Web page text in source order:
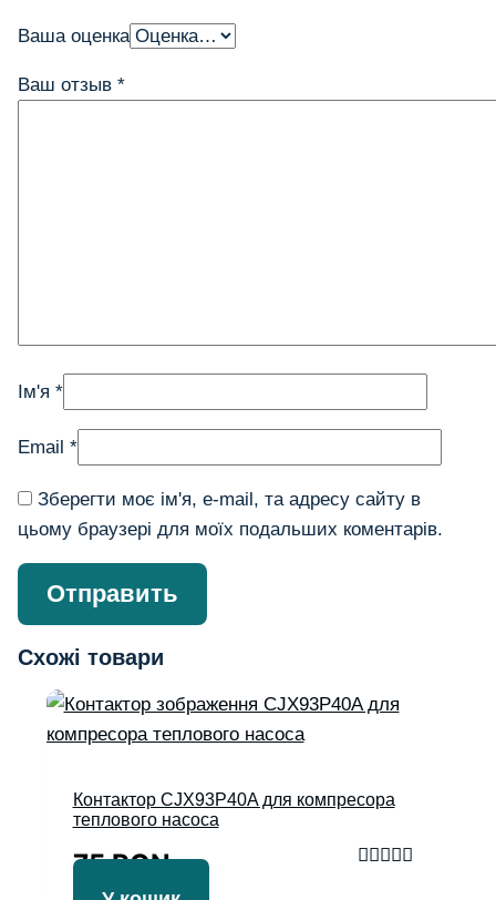
Ваша оценка
Ваш отзыв *
Ім'я *
Email *
Зберегти моє ім'я, e-mail, та адресу сайту в
цьому браузері для моїх подальших коментарів.
Схожі товари
Контактор CJX93P40A для компресора
теплового насоса
75RON